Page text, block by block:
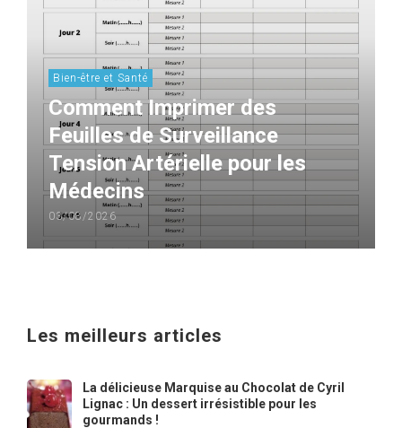
Bien-être et Santé
Comment Imprimer des
Feuilles de Surveillance
Tension Artérielle pour les
Médecins
03/08/2026
Les meilleurs articles
La délicieuse Marquise au Chocolat de Cyril
Lignac : Un dessert irrésistible pour les
gourmands !